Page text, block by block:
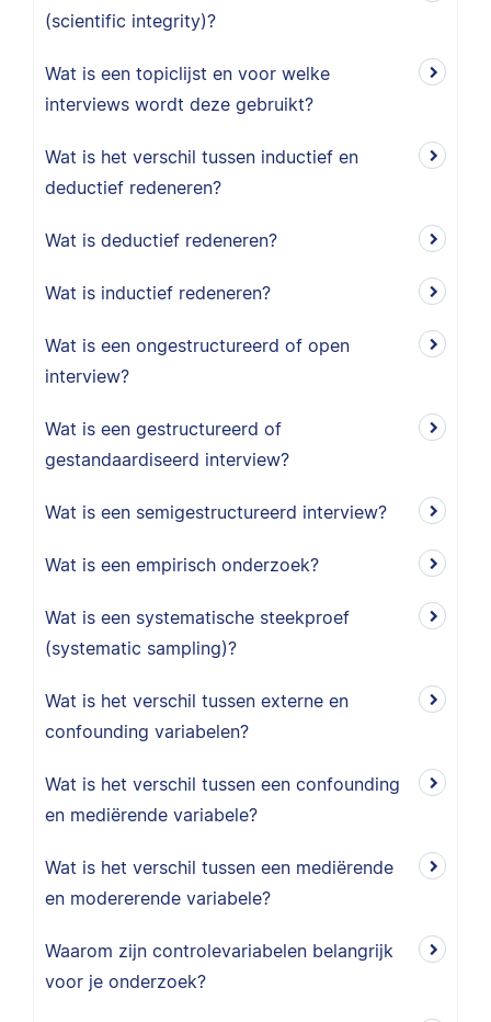
(scientific integrity)?
Wat is een topiclijst en voor welke
interviews wordt deze gebruikt?
Wat is het verschil tussen inductief en
deductief redeneren?
Wat is deductief redeneren?
Wat is inductief redeneren?
Wat is een ongestructureerd of open
interview?
Wat is een gestructureerd of
gestandaardiseerd interview?
Wat is een semigestructureerd interview?
Wat is een empirisch onderzoek?
Wat is een systematische steekproef
(systematic sampling)?
Wat is het verschil tussen externe en
confounding variabelen?
Wat is het verschil tussen een confounding
en mediërende variabele?
Wat is het verschil tussen een mediërende
en modererende variabele?
Waarom zijn controlevariabelen belangrijk
voor je onderzoek?